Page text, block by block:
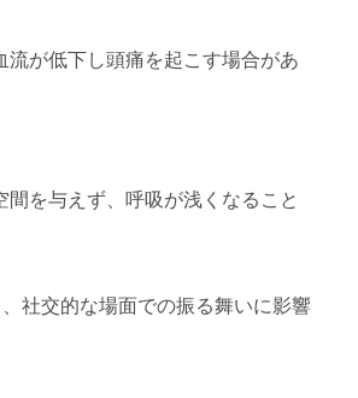
流が低下し頭痛を起こす場合があ
を与えず、呼吸が浅くなること
社交的な場面での振る舞いに影響